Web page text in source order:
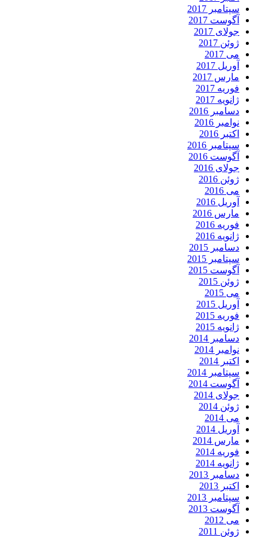
سپتامبر 2017
آگوست 2017
جولای 2017
ژوئن 2017
می 2017
آوریل 2017
مارس 2017
فوریه 2017
ژانویه 2017
دسامبر 2016
نوامبر 2016
اکتبر 2016
سپتامبر 2016
آگوست 2016
جولای 2016
ژوئن 2016
می 2016
آوریل 2016
مارس 2016
فوریه 2016
ژانویه 2016
دسامبر 2015
سپتامبر 2015
آگوست 2015
ژوئن 2015
می 2015
آوریل 2015
فوریه 2015
ژانویه 2015
دسامبر 2014
نوامبر 2014
اکتبر 2014
سپتامبر 2014
آگوست 2014
جولای 2014
ژوئن 2014
می 2014
آوریل 2014
مارس 2014
فوریه 2014
ژانویه 2014
دسامبر 2013
اکتبر 2013
سپتامبر 2013
آگوست 2013
می 2012
ژوئن 2011